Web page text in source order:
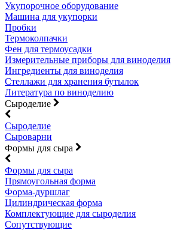
Укупорочное оборудование
Машина для укупорки
Пробки
Термоколпачки
Фен для термоусадки
Измерительные приборы для виноделия
Ингредиенты для виноделия
Стеллажи для хранения бутылок
Литература по виноделию
Сыроделие
Сыроделие
Сыроварни
Формы для сыра
Формы для сыра
Прямоугольная форма
Форма-дуршлаг
Цилиндрическая форма
Комплектующие для сыроделия
Сопутствующие